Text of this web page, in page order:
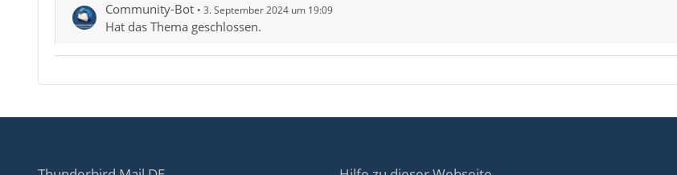
Community-Bot 3. September 2024 um 19:09
Hat das Thema geschlossen.